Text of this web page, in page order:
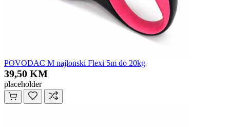
POVODAC M najlonski Flexi 5m do 20kg
39,50 KM
placeholder